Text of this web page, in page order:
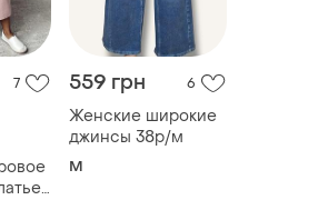
7 559 грн 6
Женские широкие
джинсы 38р/м
M